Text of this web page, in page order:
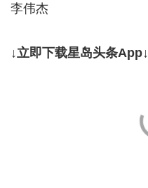
李伟杰
↓立即下载星岛头条App↓